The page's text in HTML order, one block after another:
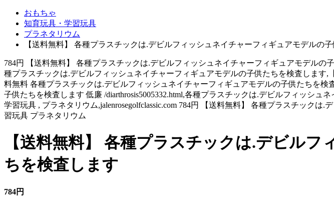
おもちゃ
知育玩具・学習玩具
プラネタリウム
【送料無料】 各種プラスチックは.デビルフィッシュネイチャーフィギュアモデルの
784円 【送料無料】 各種プラスチックは.デビルフィッシュネイチャーフィギュアモデルの
種プラスチックは.デビルフィッシュネイチャーフィギュアモデルの子供たちを検査します,
料無料 各種プラスチックは.デビルフィッシュネイチャーフィギュアモデルの子供たちを
子供たちを検査します 低廉 /diarthrosis5005332.html,各種プラスチックは.デビルフィッシ
学習玩具 , プラネタリウム,jalenrosegolfclassic.com 784円 【送料無料】 各種プラスチック
習玩具 プラネタリウム
【送料無料】 各種プラスチックは.デビル
ちを検査します
784円